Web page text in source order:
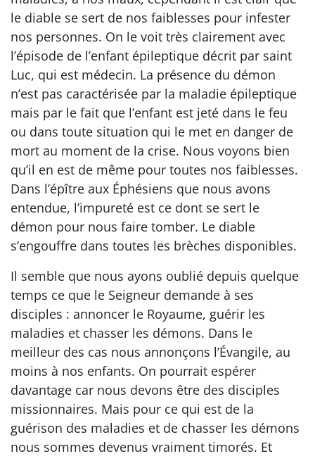
le diable se sert de nos faiblesses pour infester
nos personnes. On le voit très clairement avec
l’épisode de l’enfant épileptique décrit par saint
Luc, qui est médecin. La présence du démon
n’est pas caractérisée par la maladie épileptique
mais par le fait que l’enfant est jeté dans le feu
ou dans toute situation qui le met en danger de
mort au moment de la crise. Nous voyons bien
qu’il en est de même pour toutes nos faiblesses.
Dans l’épître aux Éphésiens que nous avons
entendue, l’impureté est ce dont se sert le
démon pour nous faire tomber. Le diable
s’engouffre dans toutes les brèches disponibles.
Il semble que nous ayons oublié depuis quelque
temps ce que le Seigneur demande à ses
disciples : annoncer le Royaume, guérir les
maladies et chasser les démons. Dans le
meilleur des cas nous annonçons l’Évangile, au
moins à nos enfants. On pourrait espérer
davantage car nous devons être des disciples
missionnaires. Mais pour ce qui est de la
guérison des maladies et de chasser les démons
nous sommes devenus vraiment timorés. Et